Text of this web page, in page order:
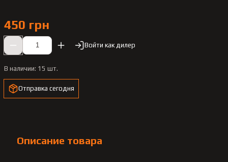
450 грн
Войти как дилер
В наличии: 15 шт.
Отправка сегодня
Описание товара